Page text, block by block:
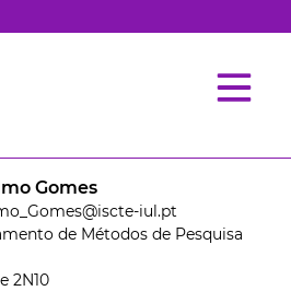
Gomes
iul.pt
de Métodos de Pesquisa
2N10